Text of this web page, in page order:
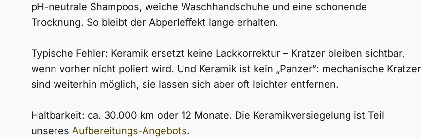
pH-neutrale Shampoos, weiche Waschhandschuhe und eine schonende
Trocknung. So bleibt der Abperleffekt lange erhalten.
Typische Fehler: Keramik ersetzt keine Lackkorrektur – Kratzer bleiben sichtbar,
wenn vorher nicht poliert wird. Und Keramik ist kein „Panzer“: mechanische Kratzer
sind weiterhin möglich, sie lassen sich aber oft leichter entfernen.
Haltbarkeit: ca. 30.000 km oder 12 Monate. Die Keramikversiegelung ist Teil
unseres Aufbereitungs-Angebots.